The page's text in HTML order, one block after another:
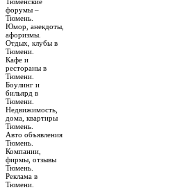
форумы –
Тюмень.
Юмор, анекдоты,
афоризмы.
Отдых, клубы в
Тюмени.
Кафе и
рестораны в
Тюмени.
Боулинг и
бильярд в
Тюмени.
Недвижимость,
дома, квартиры
Тюмень.
Авто объявления
Тюмень.
Компании,
фирмы, отзывы
Тюмень.
Реклама в
Тюмени.